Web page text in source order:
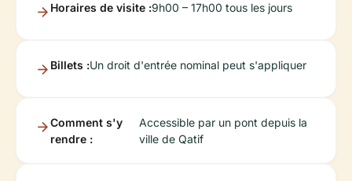
Horaires de visite :9h00 – 17h00 tous les jours
Billets :Un droit d'entrée nominal peut s'appliquer
Comment s'y
rendre :
Accessible par un pont depuis la
ville de Qatif